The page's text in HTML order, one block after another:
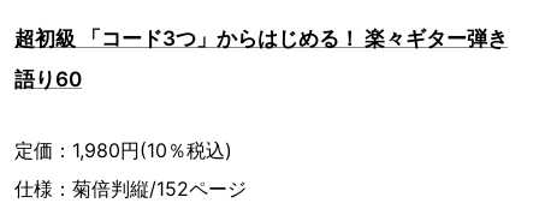
超初級 「コード3つ」からはじめる！ 楽々ギター弾き
語り60
定価：1,980円(10％税込)
仕様：菊倍判縦/152ページ